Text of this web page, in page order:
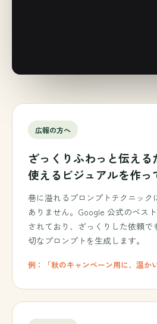
広報の方へ
ざっくりふわっと伝える
使えるビジュアルを作っ
巷に溢れるプロンプトテクニック
ありません。Google 公式のベス
されており、ざっくりした依頼
切なプロンプトを生成します。
例：「秋のキャンペーン用に、温か